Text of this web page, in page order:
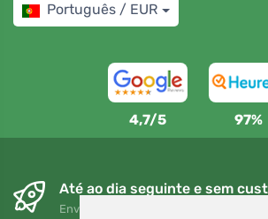
Português / EUR
4,7/5 97%
Até ao dia seguinte e sem
Envio gratuito para encomendas